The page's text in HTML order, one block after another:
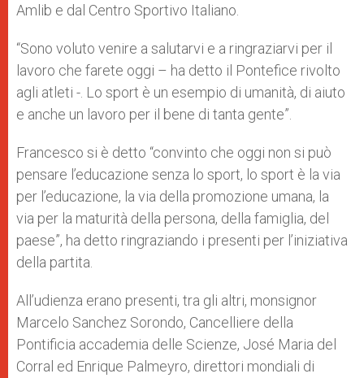
Amlib e dal Centro Sportivo Italiano.
“Sono voluto venire a salutarvi e a ringraziarvi per il
lavoro che farete oggi – ha detto il Pontefice rivolto
agli atleti -. Lo sport è un esempio di umanità, di aiuto
e anche un lavoro per il bene di tanta gente”.
Francesco si è detto “convinto che oggi non si può
pensare l’educazione senza lo sport, lo sport è la via
per l’educazione, la via della promozione umana, la
via per la maturità della persona, della famiglia, del
paese”, ha detto ringraziando i presenti per l’iniziativa
della partita.
All’udienza erano presenti, tra gli altri, monsignor
Marcelo Sanchez Sorondo, Cancelliere della
Pontificia accademia delle Scienze, José Maria del
Corral ed Enrique Palmeyro, direttori mondiali di